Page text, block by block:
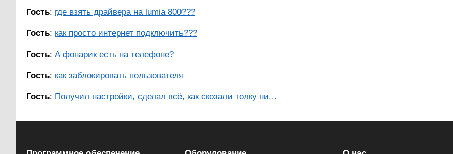
Гость: где взять драйвера на lumia 800???
Гость: как просто интернет подключить???
Гость: А фонарик есть на телефоне?
Гость: как заблокировать пользователя
Гость: Получил настройки, сделал всё, как скозали толку ни...